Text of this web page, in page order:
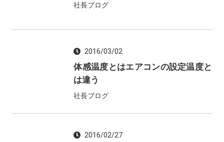
社長ブログ
2016/03/02
体感温度とはエアコンの設定温度と
は違う
社長ブログ
2016/02/27